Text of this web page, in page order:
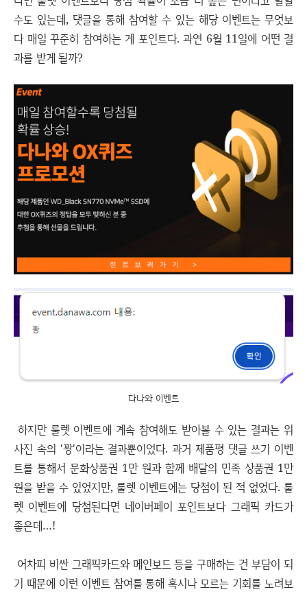
수도 있는데, 댓글을 통해 참여할 수 있는 해당 이벤트는 무엇보
다 매일 꾸준히 참여하는 게 포인트다. 과연 6월 11일에 어떤 결
과를 받게 될까?
다나와 이벤트
하지만 룰렛 이벤트에 계속 참여해도 받아볼 수 있는 결과는 위
사진 속의 '꽝'이라는 결과뿐이었다. 과거 제품평 댓글 쓰기 이벤
트를 통해서 문화상품권 1만 원과 함께 배달의 민족 상품권 1만
원을 받을 수 있었지만, 룰렛 이벤트에는 당첨이 된 적 없었다. 룰
렛 이벤트에 당첨된다면 네이버페이 포인트보다 그래픽 카드가
좋은데…!
어차피 비싼 그래픽카드와 메인보드 등을 구매하는 건 부담이 되
기 때문에 이런 이벤트 참여를 통해 혹시나 모르는 기회를 노려보